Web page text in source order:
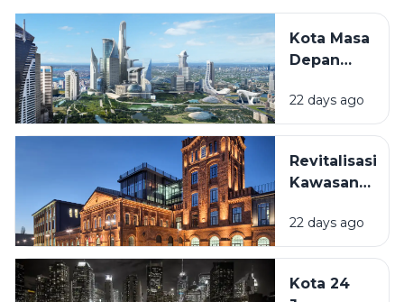
Kota Masa
Depan
Seperti
Apa?
Inovasi
yang Mulai
Sekarang
Hingga
Beberapa
Dekade
22 days ago
Revitalisasi
Kawasan
Mengapa
Bangunan
Kembali
22 days ago
Kota 24